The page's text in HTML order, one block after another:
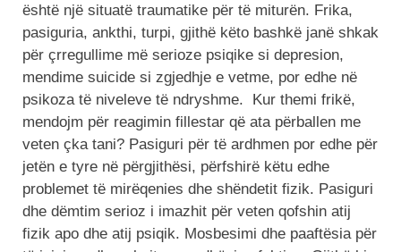
është një situatë traumatike për të miturën. Frika,
pasiguria, ankthi, turpi, gjithë këto bashkë janë shkak
për çrregullime më serioze psiqike si depresion,
mendime suicide si zgjedhje e vetme, por edhe në
psikoza të niveleve të ndryshme. Kur themi frikë,
mendojm për reagimin fillestar që ata përballen me
veten çka tani? Pasiguri për të ardhmen por edhe për
jetën e tyre në përgjithësi, përfshirë këtu edhe
problemet të mirëqenies dhe shëndetit fizik. Pasiguri
dhe dëmtim serioz i imazhit për veten qofshin atij
fizik apo dhe atij psiqik. Mosbesimi dhe paaftësia për